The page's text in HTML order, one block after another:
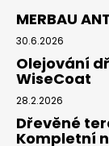
MERBAU
30.6.2026
Olejování
WiseCoat
28.2.2026
Dřevěné
Kompletní